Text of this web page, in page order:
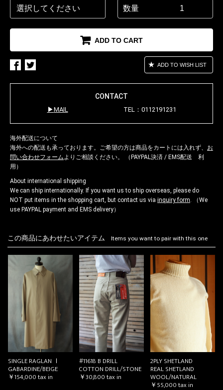
数量
ADD TO CART
ADD TO WISH LIST
CONTACT
MAIL TEL：0112191231
海外配送について
海外への配送も承っております。ご希望の方は商品をカートには入れず、 お
問い合わせフォーム よりご相談ください。 （PAYPAL決済 / EMS配送 利
用）
About international shipping
We can ship internationally. If you want us to ship overseas, please do
NOT put items in the shopping cart, but contact us via inquiry form . （We
use PAYPAL payment and EMS delivery）
この商品にあわせたいアイテム Items you want to pair with this one
SINGLE RAGLAN Ⅰ
GABARDINE/BEIGE
￥154,000tax in
#11618 B DRILL
COTTON DRILL/STONE
￥30,800tax in
2PLY SHETLAND
REAL SHETLAND
WOOL/NATURAL
￥55,000tax in